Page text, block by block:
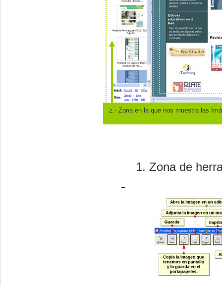
2.- Zona en la que nos muestra las
Zona de